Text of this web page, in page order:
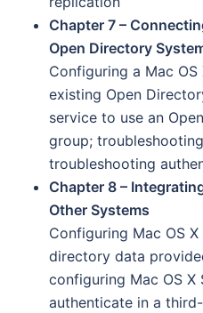
Chapter 7 –
Open Directory
Configuring a Mac
existing Open
service to use an
group;
troubleshooting
Chapter 8 –
Other Systems
Configuring Mac OS
directory data
configuring Mac OS X
authenticate in a